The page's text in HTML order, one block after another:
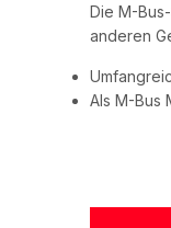
Die M-
anderen
Als M-Bus